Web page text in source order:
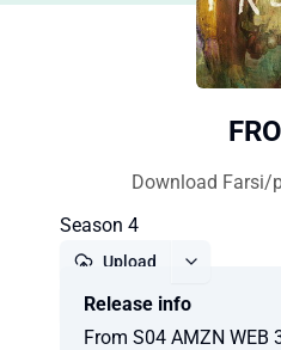
Download Farsi/
Season 4
Upload
Release info
From S04 AMZN WEB